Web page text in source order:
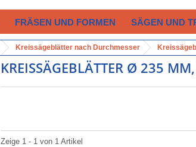
FRÄSEN UND FORMEN SÄGEN UND
Kreissägeblätter nach Durchmesser
KREISSÄGEBLÄTTER Ø 235
Zeige 1 - 1 von 1 Artikel